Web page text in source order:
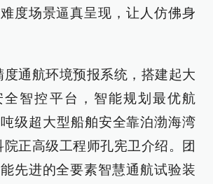
度场景逼真呈现，让人仿佛身
度通航环境预报系统，搭建起大
全智控平台，智能规划最优航
级超大型船舶安全靠泊渤海湾
院正高级工程师孔宪卫介绍。团
先进的全要素智慧通航试验装